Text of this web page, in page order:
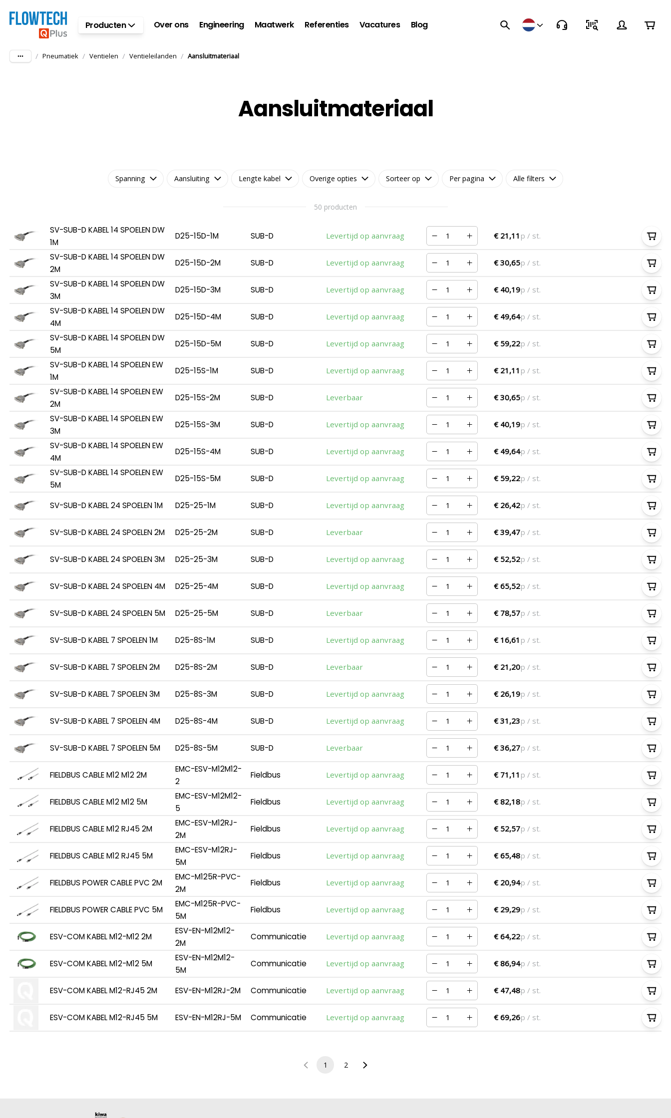
Ga naar hoofdinhoudProducten Over ons Engineering Maatwerk Referenties Vacatures Blog
/ Pneumatiek / Ventielen / Ventieleilanden / Aansluitmateriaal
Aansluitmateriaal
Spanning Aansluiting Lengte kabel Overige opties Sorteer op Per pagina Alle filters
50 producten
SV-SUB-D KABEL 14 SPOELEN DW
1M
D25-15D-1M SUB-D Levertijd op aanvraag € 21,11 p / st.
SV-SUB-D KABEL 14 SPOELEN DW
2M
D25-15D-2M SUB-D Levertijd op aanvraag € 30,65p / st.
SV-SUB-D KABEL 14 SPOELEN DW
3M
D25-15D-3M SUB-D Levertijd op aanvraag € 40,19p / st.
SV-SUB-D KABEL 14 SPOELEN DW
4M
D25-15D-4M SUB-D Levertijd op aanvraag € 49,64p / st.
SV-SUB-D KABEL 14 SPOELEN DW
5M
D25-15D-5M SUB-D Levertijd op aanvraag € 59,22p / st.
SV-SUB-D KABEL 14 SPOELEN EW
1M
D25-15S-1M SUB-D Levertijd op aanvraag € 21,11 p / st.
SV-SUB-D KABEL 14 SPOELEN EW
2M
D25-15S-2M SUB-D Leverbaar € 30,65p / st.
SV-SUB-D KABEL 14 SPOELEN EW
3M
D25-15S-3M SUB-D Levertijd op aanvraag € 40,19p / st.
SV-SUB-D KABEL 14 SPOELEN EW
4M
D25-15S-4M SUB-D Levertijd op aanvraag € 49,64p / st.
SV-SUB-D KABEL 14 SPOELEN EW
5M
D25-15S-5M SUB-D Levertijd op aanvraag € 59,22p / st.
SV-SUB-D KABEL 24 SPOELEN 1M D25-25-1M SUB-D Levertijd op aanvraag € 26,42p / st.
SV-SUB-D KABEL 24 SPOELEN 2M D25-25-2M SUB-D Leverbaar € 39,47p / st.
SV-SUB-D KABEL 24 SPOELEN 3M D25-25-3M SUB-D Levertijd op aanvraag € 52,52p / st.
SV-SUB-D KABEL 24 SPOELEN 4M D25-25-4M SUB-D Levertijd op aanvraag € 65,52p / st.
SV-SUB-D KABEL 24 SPOELEN 5M D25-25-5M SUB-D Leverbaar € 78,57p / st.
SV-SUB-D KABEL 7 SPOELEN 1M D25-8S-1M SUB-D Levertijd op aanvraag € 16,61 p / st.
SV-SUB-D KABEL 7 SPOELEN 2M D25-8S-2M SUB-D Leverbaar € 21,20p / st.
SV-SUB-D KABEL 7 SPOELEN 3M D25-8S-3M SUB-D Levertijd op aanvraag € 26,19p / st.
SV-SUB-D KABEL 7 SPOELEN 4M D25-8S-4M SUB-D Levertijd op aanvraag € 31,23p / st.
SV-SUB-D KABEL 7 SPOELEN 5M D25-8S-5M SUB-D Leverbaar € 36,27p / st.
FIELDBUS CABLE M12 M12 2M
EMC-ESV-M12M12-
2
Fieldbus Levertijd op aanvraag € 71,11 p / st.
FIELDBUS CABLE M12 M12 5M
EMC-ESV-M12M12-
5
Fieldbus Levertijd op aanvraag € 82,18p / st.
FIELDBUS CABLE M12 RJ45 2M
EMC-ESV-M12RJ-
2M
Fieldbus Levertijd op aanvraag € 52,57p / st.
FIELDBUS CABLE M12 RJ45 5M
EMC-ESV-M12RJ-
5M
Fieldbus Levertijd op aanvraag € 65,48p / st.
FIELDBUS POWER CABLE PVC 2M
EMC-M125R-PVC-
2M
Fieldbus Levertijd op aanvraag € 20,94p / st.
FIELDBUS POWER CABLE PVC 5M
EMC-M125R-PVC-
5M
Fieldbus Levertijd op aanvraag € 29,29p / st.
ESV-COM KABEL M12-M12 2M
ESV-EN-M12M12-
2M
Communicatie Levertijd op aanvraag € 64,22p / st.
ESV-COM KABEL M12-M12 5M
ESV-EN-M12M12-
5M
Communicatie Levertijd op aanvraag € 86,94p / st.
ESV-COM KABEL M12-RJ45 2M ESV-EN-M12RJ-2M Communicatie Levertijd op aanvraag € 47,48p / st.
ESV-COM KABEL M12-RJ45 5M ESV-EN-M12RJ-5M Communicatie Levertijd op aanvraag € 69,26p / st.
1 2